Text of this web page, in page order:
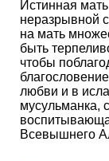
Истинная
неразрывной
на мать
быть
чтобы
любви и в
мусульманка,
Всевышнего